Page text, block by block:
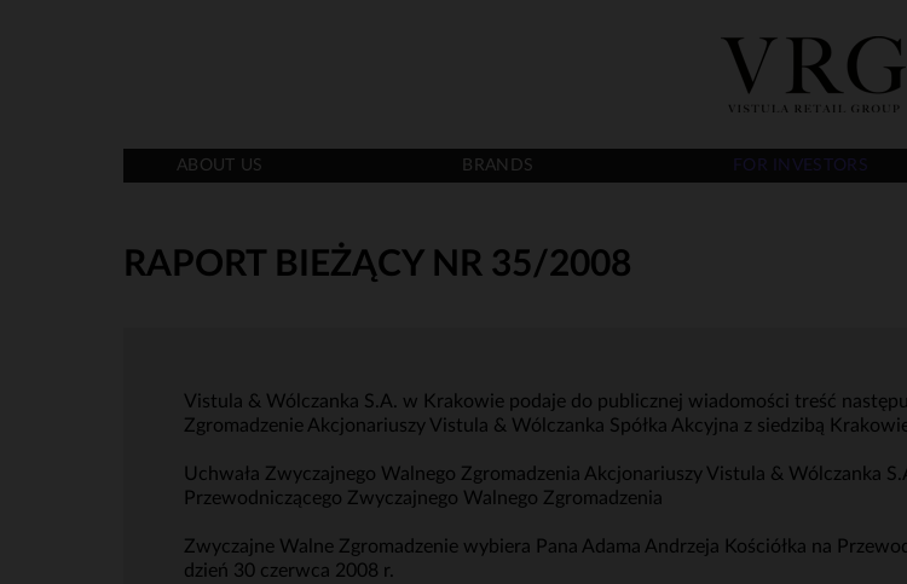
ABOUT US BRANDS FOR INVESTORS
RAPORT BIEŻĄCY NR 35/2008
Vistula & Wólczanka S.A. w Krakowie podaje do publicznej wiadomości treść
Zgromadzenie Akcjonariuszy Vistula & Wólczanka Spółka Akcyjna z siedzibą
Uchwała Zwyczajnego Walnego Zgromadzenia Akcjonariuszy Vistula & Wólczanka
Przewodniczącego Zwyczajnego Walnego Zgromadzenia
Zwyczajne Walne Zgromadzenie wybiera Pana Adama Andrzeja Kościółka na
dzień 30 czerwca 2008 r.